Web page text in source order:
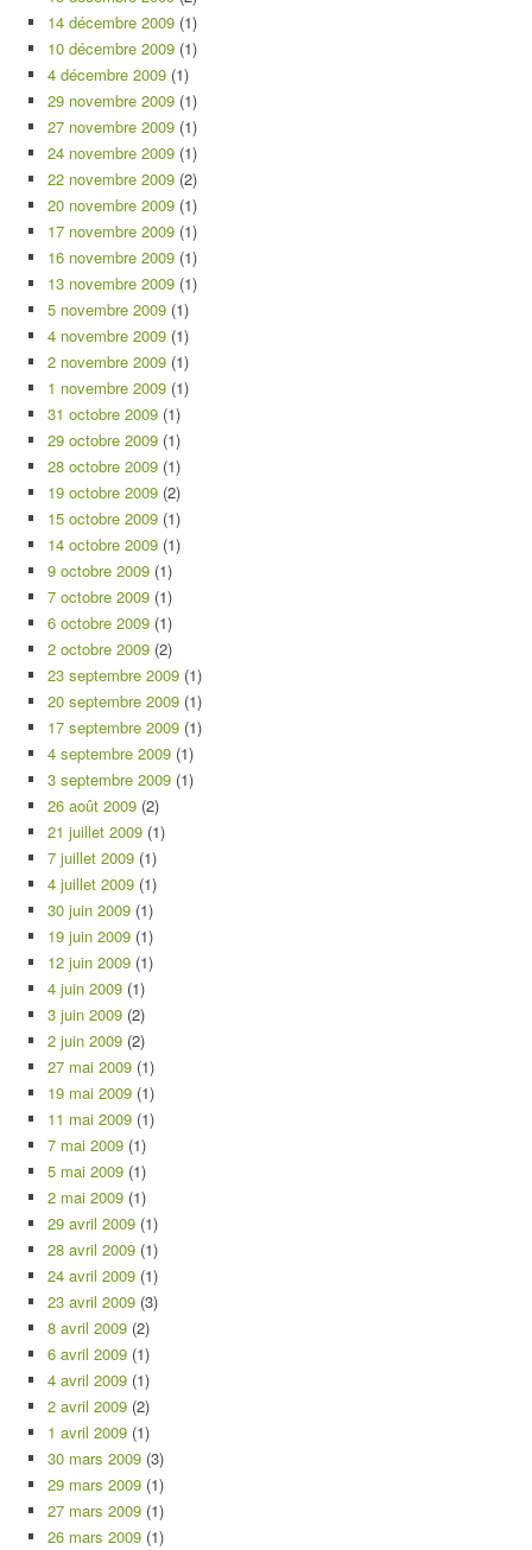
14 décembre 2009 (1)
10 décembre 2009 (1)
4 décembre 2009 (1)
29 novembre 2009 (1)
27 novembre 2009 (1)
24 novembre 2009 (1)
22 novembre 2009 (2)
20 novembre 2009 (1)
17 novembre 2009 (1)
16 novembre 2009 (1)
13 novembre 2009 (1)
5 novembre 2009 (1)
4 novembre 2009 (1)
2 novembre 2009 (1)
1 novembre 2009 (1)
31 octobre 2009 (1)
29 octobre 2009 (1)
28 octobre 2009 (1)
19 octobre 2009 (2)
15 octobre 2009 (1)
14 octobre 2009 (1)
9 octobre 2009 (1)
7 octobre 2009 (1)
6 octobre 2009 (1)
2 octobre 2009 (2)
23 septembre 2009 (1)
20 septembre 2009 (1)
17 septembre 2009 (1)
4 septembre 2009 (1)
3 septembre 2009 (1)
26 août 2009 (2)
21 juillet 2009 (1)
7 juillet 2009 (1)
4 juillet 2009 (1)
30 juin 2009 (1)
19 juin 2009 (1)
12 juin 2009 (1)
4 juin 2009 (1)
3 juin 2009 (2)
2 juin 2009 (2)
27 mai 2009 (1)
19 mai 2009 (1)
11 mai 2009 (1)
7 mai 2009 (1)
5 mai 2009 (1)
2 mai 2009 (1)
29 avril 2009 (1)
28 avril 2009 (1)
24 avril 2009 (1)
23 avril 2009 (3)
8 avril 2009 (2)
6 avril 2009 (1)
4 avril 2009 (1)
2 avril 2009 (2)
1 avril 2009 (1)
30 mars 2009 (3)
29 mars 2009 (1)
27 mars 2009 (1)
26 mars 2009 (1)